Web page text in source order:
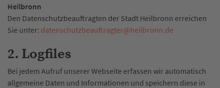
Heilbronn
Den Datenschutzbeauftragten der Stadt Heilbronn erreichen
Sie unter: datenschutzbeauftragter@heilbronn.de
2. Logfiles
Bei jedem Aufruf unserer Webseite erfassen wir automatisch
allgemeine Daten und Informationen und speichern diese in